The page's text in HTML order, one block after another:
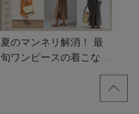
夏のマンネリ解消！ 最
旬ワンピースの着こなし